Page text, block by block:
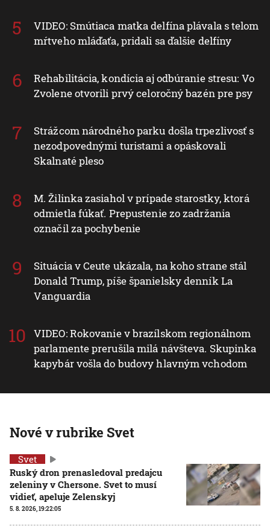
VIDEO: Smútiaca matka delfína plávala s telom
mŕtveho mláďaťa, pridali sa ďalšie delfíny
Rehabilitácia, kondícia aj odbúranie stresu: Vo
Zvolene otvorili prvý celoročný bazén pre psy
Strážcom národného parku došla trpezlivosť s
nezodpovednými turistami a opáskovali
Skalnaté pleso
M. Žilinka zasiahol v prípade starostky, ktorá
odmietla fúkať. Prepustenie zo zadržania
označil za pochybenie
Situácia v Ceute ukázala, na koho strane stál
Donald Trump, píše španielsky denník La
Vanguardia
VIDEO: Rokovanie v brazílskom regionálnom
parlamente prerušila milá návšteva. Skupinka
kapybár vošla do budovy hlavným vchodom
Nové v rubrike Svet
Svet
Ruský dron prenasledoval predajcu
zeleniny v Chersone. Svet to musí
vidieť, apeluje Zelenskyj
5. 8. 2026, 19:22:05